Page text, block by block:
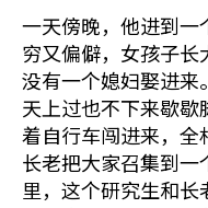
一天傍晚，他进到一
穷又偏僻，女孩子
没有一个媳妇娶进来
天上过也不下来歇
着自行车闯进来，全
长老把大家召集到
里，这个研究生和